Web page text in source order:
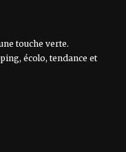
touche verte.
écolo, tendance et